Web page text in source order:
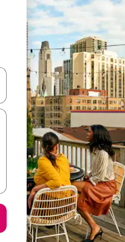
las teclas de flecha hacia